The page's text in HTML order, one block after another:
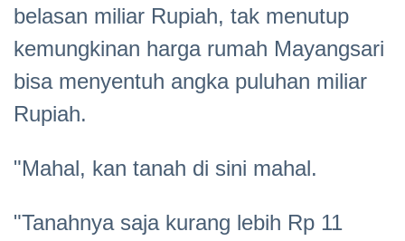
belasan miliar Rupiah, tak menutup
kemungkinan harga rumah Mayangsari
bisa menyentuh angka puluhan miliar
Rupiah.
"Mahal, kan tanah di sini mahal.
"Tanahnya saja kurang lebih Rp 11